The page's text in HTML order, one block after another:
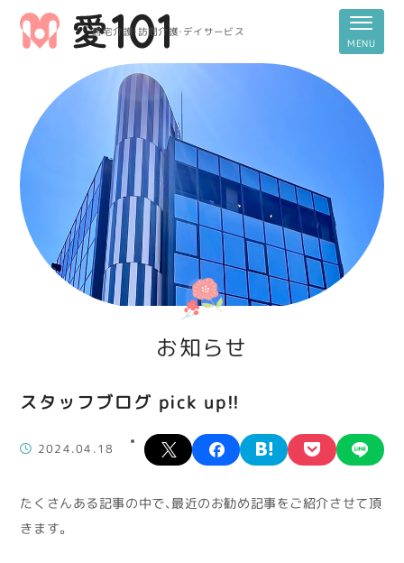
居宅介護・訪問介護・デイサービス
お知らせ
スタッフブログ pick up!!
2024.04.18
X facebookhatena pocket
たくさんある記事の中で、最近のお勧め記事をご紹介させて頂
きます。